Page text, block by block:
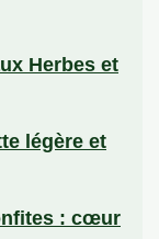
Herbes et
légère et
: cœur